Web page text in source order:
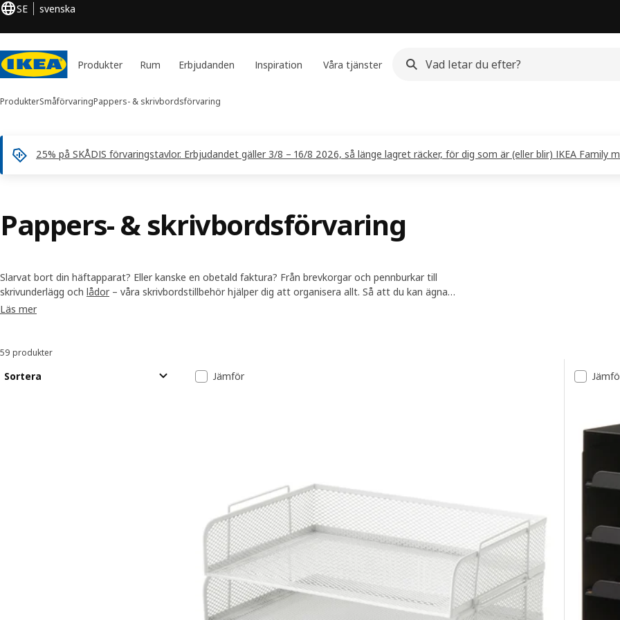
SE svenska
Produkter Rum Erbjudanden Inspiration Våra tjänster
ProdukterSmåförvaringPappers- & skrivbordsförvaring
25% på SKÅDIS förvaringstavlor. Erbjudandet gäller 3/8 – 16/8 2026, så länge lagret räcker, för dig som är (eller blir) IKEA Family
Pappers- & skrivbordsförvaring
Slarvat bort din häftapparat? Eller kanske en obetald faktura? Från brevkorgar och pennburkar till
skrivunderlägg och lådor – våra skrivbordstillbehör hjälper dig att organisera allt. Så att du kan ägna
mindre tid åt att leta efter saker på
Läs mer
Sortera och filtrera
59 produkter
Sortera Lista över resultat
Jämför